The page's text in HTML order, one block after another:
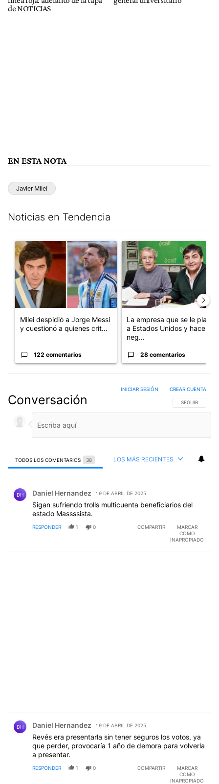
de NOTICIAS
EN ESTA NOTA
Javier Milei
Noticias en Tendencia
Un artículo de tendencia con el título "Milei despidió a Jorge
Milei despidió a Jorge Messi
y cuestionó a quienes crit...
122 comentarios
Un artículo de tendencia con
La empresa que se le plantó
a Estados Unidos y hace
neg...
28 comentarios
Conversación SIGA ESTA
SEGUIR
INICIAR SESIÓN CREAR CUENTA
TODOS LOS COMENTARIOS 38 LOS MÁS RECIENTES
DH Daniel Hernandez 9 DE ABRIL DE 2025
Sigan sufriendo trolls multicuenta beneficiarios del
estado Massssista.
RESPONDER 1 0 COMPARTIR
MARCAR
COMO
INAPROPIADO
DH Daniel Hernandez 9 DE ABRIL DE 2025
Revés era presentarla sin tener seguros los votos, ya
que perder, provocaría 1 año de demora para volverla
a presentar.
RESPONDER 1 0 COMPARTIR
MARCAR
COMO
INAPROPIADO